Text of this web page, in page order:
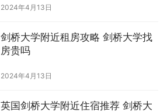
2024年4月13日
剑桥大学附近租房攻略 剑桥大学找
房贵吗
2024年4月13日
英国剑桥大学附近住宿推荐 剑桥大